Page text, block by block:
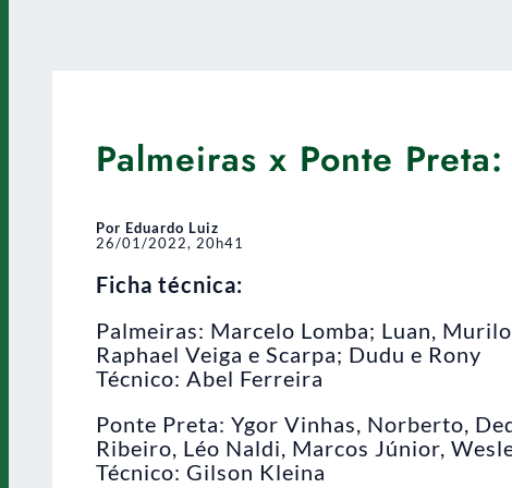
Palmeiras x Ponte
Por Eduardo Luiz
26/01/2022, 20h41
Ficha técnica:
Palmeiras: Marcelo Lomba; Luan,
Raphael Veiga e Scarpa; Dudu e Rony
Técnico: Abel Ferreira
Ponte Preta: Ygor Vinhas, Norberto,
Ribeiro, Léo Naldi, Marcos Júnior,
Técnico: Gilson Kleina